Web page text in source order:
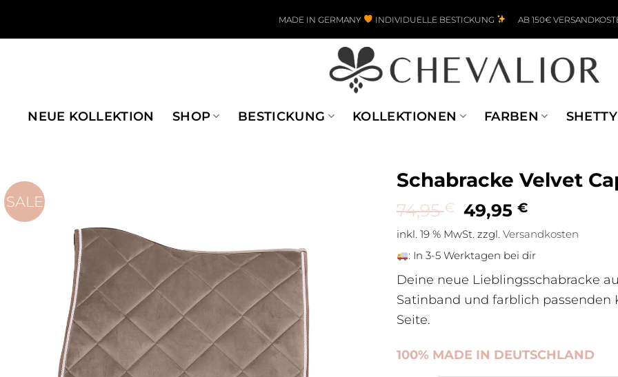
MADE IN GERMANY INDIVIDUELLE BESTICKUNG AB 150€
NEUE KOLLEKTION SHOP BESTICKUNG KOLLEKTIONEN FARBEN SHETTY
SALE
Schabracke Velvet
74,95€ Ursprünglicher
49,95€Aktueller
inkl. 19 % MwSt. zzgl. Versandkosten
: In 3-5 Werktagen bei dir
Deine neue Lieblingsschabracke
Satinband und farblich passenden
Seite.
100% MADE IN DEUTSCHLAND